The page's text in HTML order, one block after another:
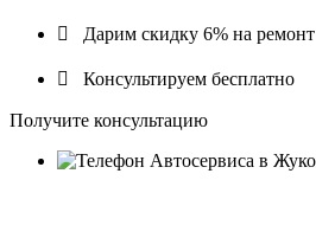
 Дарим скидку 6% на ремонт
 Консультируем бесплатно
Получите консультацию